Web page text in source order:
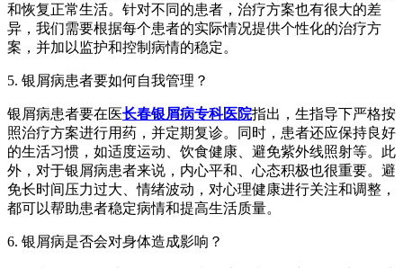
和恢复正常生活。针对不同的患者，治疗方案也有很大的差
异，我们需要根据每个患者的实际情况提供个性化的治疗方
案，并加以监护和控制病情的稳定。
5. 银屑病患者要如何自我管理？
银屑病患者要在医长春银屑病专科医院指出，生指导下严格按
照治疗方案进行用药，并定期复诊。同时，患者还应保持良好
的生活习惯，如适度运动、饮食健康、避免紫外线照射等。此
外，对于银屑病患者来说，内心平和、心态积极也很重要。避
免长时间压力过大、情绪波动，对心理健康进行关注和调整，
都可以帮助患者稳定病情和提高生活质量。
6. 银屑病是否会对身体造成影响？